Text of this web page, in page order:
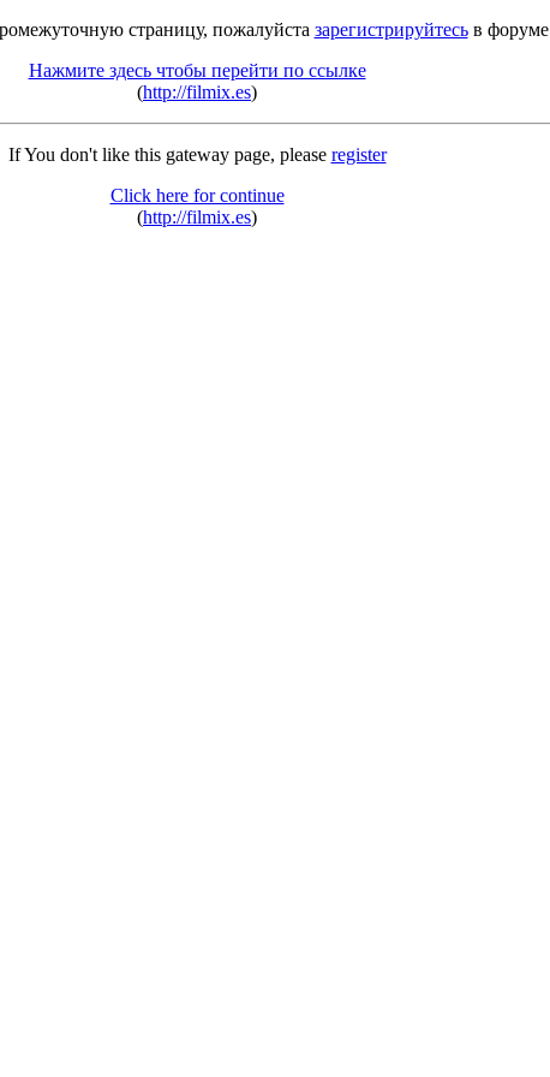
страницу, пожалуйста зарегистрируйтесьв форуме
Нажмите здесь чтобы перейти по ссылке
(http://filmix.es)
If You don't like this gateway page, please register
Click here for continue
(http://filmix.es)